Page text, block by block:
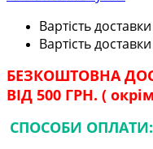
Вартість
Вартість
БЕЗКОШТОВНА
ВІД 500 ГРН. (
СПОСОБИ ОПЛАТИ: